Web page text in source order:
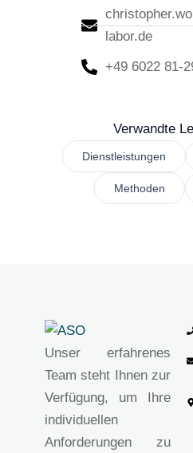
labor.de
+49 6022 81-
Verwandte
Dienstleistungen
Methoden
Unser erfahrenes
Team steht Ihnen zur
Verfügung, um Ihre
individuellen
Anforderungen zu